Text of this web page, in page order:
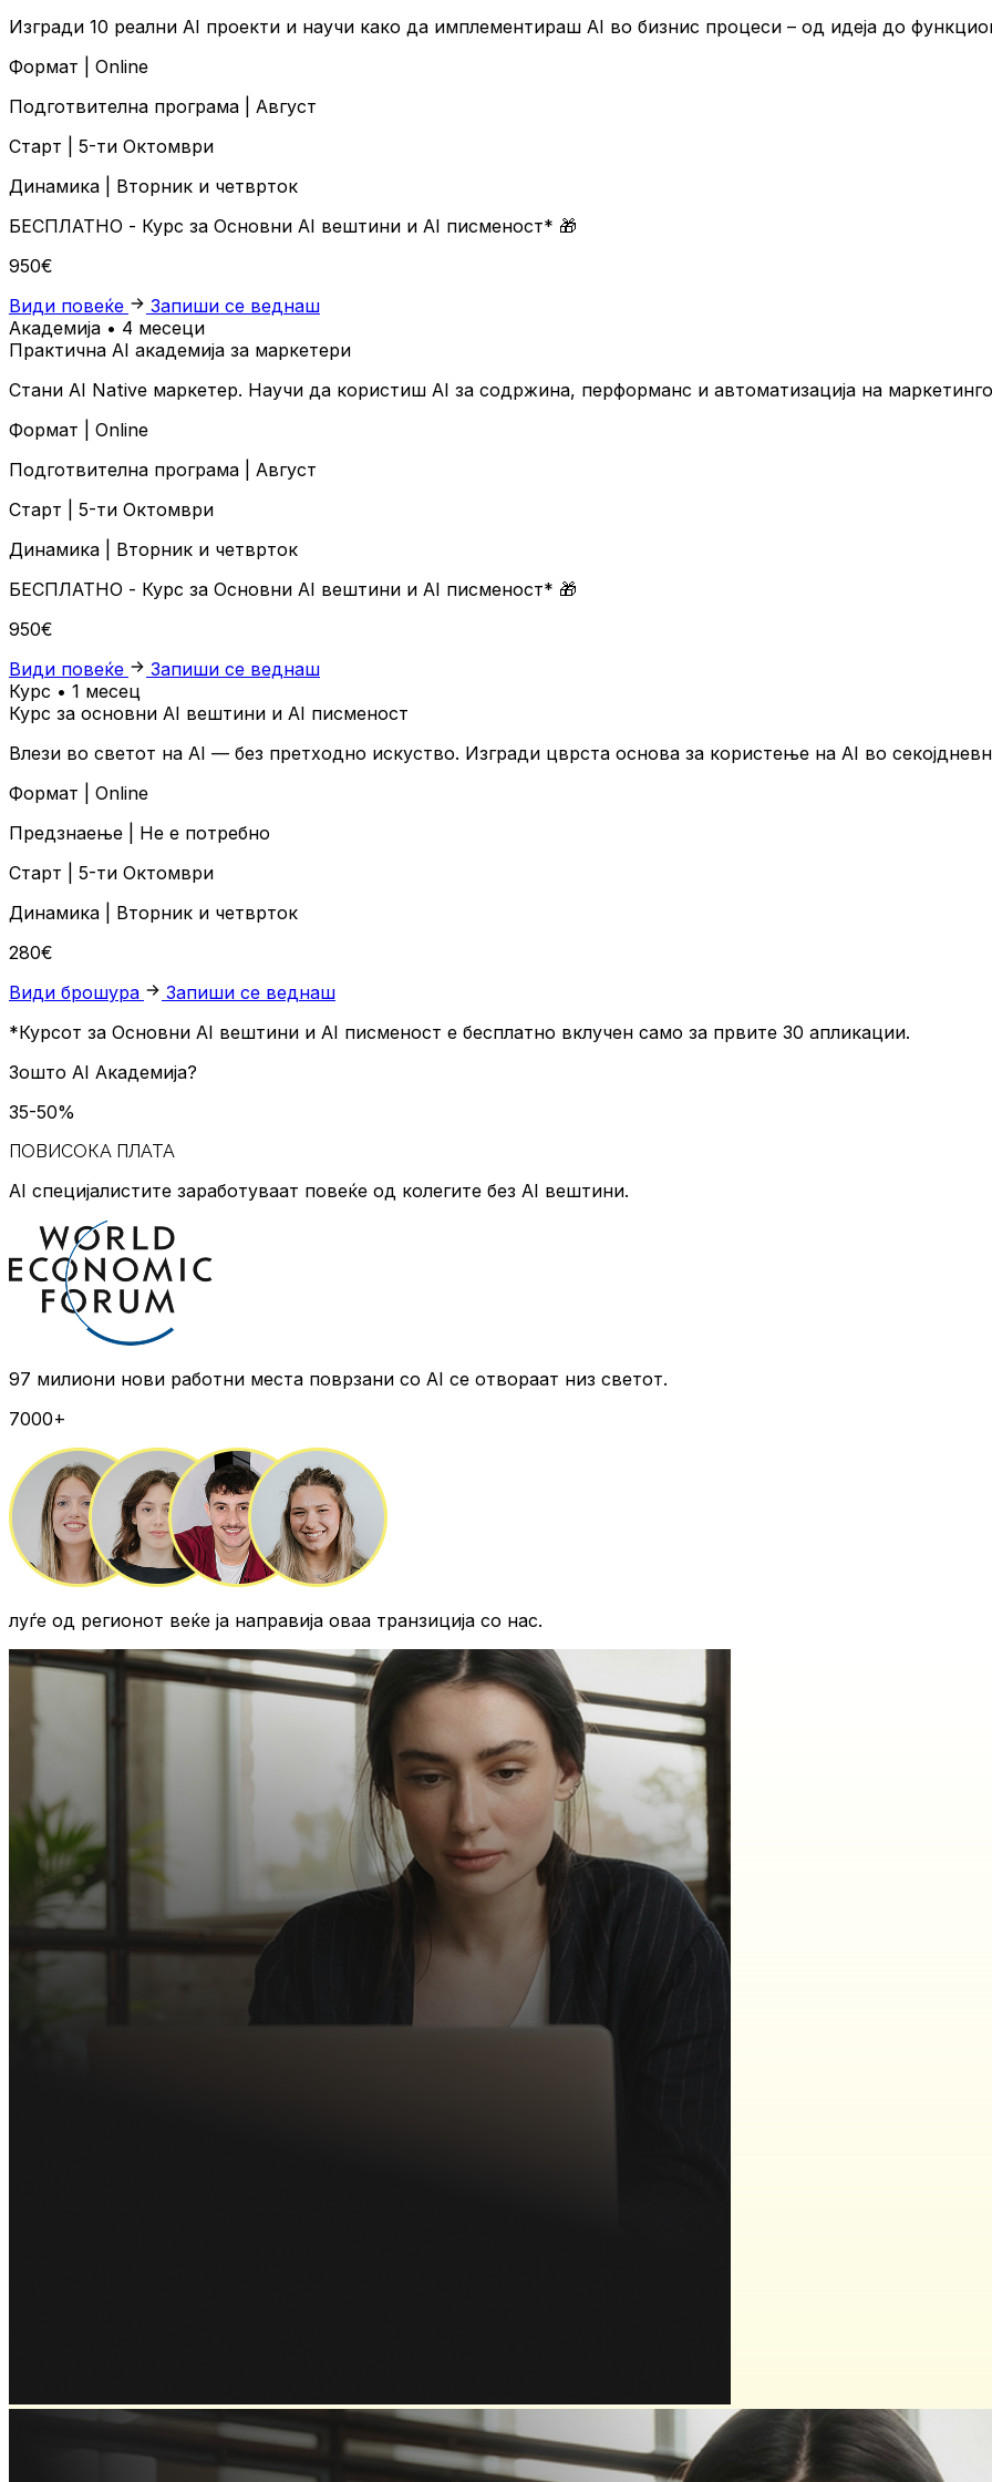
Изгради 10 реални AI проекти и научи како да имплементираш AI во бизнис процеси – од идеја до
Формат | Online
Подготвителна програма | Август
Старт | 5-ти Октомври
Динамика | Вторник и четврток
БЕСПЛАТНО - Курс за Основни AI вештини и AI писменост* 🎁
950€
Види повеќе
Запиши се веднаш
Академија • 4 месеци
Практична AI академија за маркетери
Стани AI Native маркетер. Научи да користиш AI за содржина, перформанс и автоматизација на
Формат | Online
Подготвителна програма | Август
Старт | 5-ти Октомври
Динамика | Вторник и четврток
БЕСПЛАТНО - Курс за Основни AI вештини и AI писменост* 🎁
950€
Види повеќе
Запиши се веднаш
Курс • 1 месец
Курс за основни AI вештини и AI писменост
Влези во светот на AI — без претходно искуство. Изгради цврста основа за користење на AI во
Формат | Online
Предзнаење | Не е потребно
Старт | 5-ти Октомври
Динамика | Вторник и четврток
280€
Види брошура
Запиши се веднаш
*Курсот за Основни AI вештини и AI писменост е бесплатно вклучен само за првите 30 апликации.
Зошто AI Академија?
35-50%
ПОВИСОКА ПЛАТА
AI специјалистите заработуваат повеќе од колегите без AI вештини.
97 милиони нови работни места поврзани со AI се отвораат низ светот.
7000+
луѓе од регионот веќе ја направија оваа транзиција со нас.